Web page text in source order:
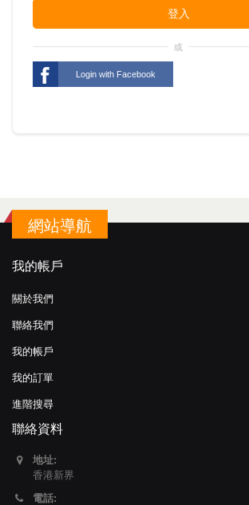
登入
或
Login with Facebook
網站導航
我的帳戶
關於我們
聯絡我們
我的帳戶
我的訂單
進階搜尋
聯絡資料
地址:
香港新界
電話: